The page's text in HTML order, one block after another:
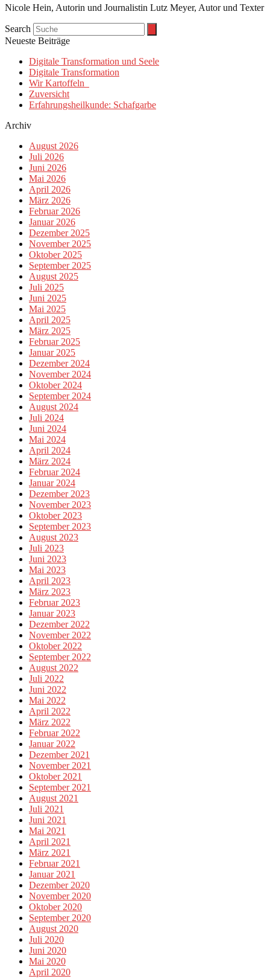
Nicole Hein, Autorin und Journalistin Lutz Meyer, Autor und Texter
Search
Neueste Beiträge
Digitale Transformation und Seele
Digitale Transformation
Wir Kartoffeln
Zuversicht
Erfahrungsheilkunde: Schafgarbe
Archiv
August 2026
Juli 2026
Juni 2026
Mai 2026
April 2026
März 2026
Februar 2026
Januar 2026
Dezember 2025
November 2025
Oktober 2025
September 2025
August 2025
Juli 2025
Juni 2025
Mai 2025
April 2025
März 2025
Februar 2025
Januar 2025
Dezember 2024
November 2024
Oktober 2024
September 2024
August 2024
Juli 2024
Juni 2024
Mai 2024
April 2024
März 2024
Februar 2024
Januar 2024
Dezember 2023
November 2023
Oktober 2023
September 2023
August 2023
Juli 2023
Juni 2023
Mai 2023
April 2023
März 2023
Februar 2023
Januar 2023
Dezember 2022
November 2022
Oktober 2022
September 2022
August 2022
Juli 2022
Juni 2022
Mai 2022
April 2022
März 2022
Februar 2022
Januar 2022
Dezember 2021
November 2021
Oktober 2021
September 2021
August 2021
Juli 2021
Juni 2021
Mai 2021
April 2021
März 2021
Februar 2021
Januar 2021
Dezember 2020
November 2020
Oktober 2020
September 2020
August 2020
Juli 2020
Juni 2020
Mai 2020
April 2020